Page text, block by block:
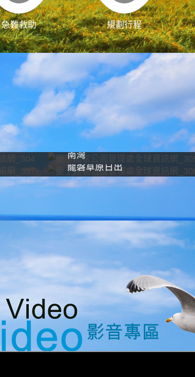
急難救助 規劃行程
南灣
龍磐草原日出